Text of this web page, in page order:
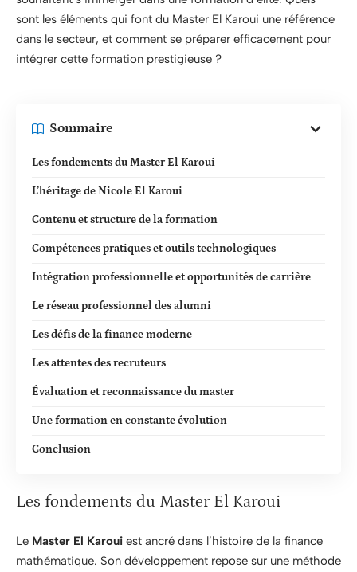
sont les éléments qui font du Master El Karoui une référence
dans le secteur, et comment se préparer efficacement pour
intégrer cette formation prestigieuse ?
Sommaire
Les fondements du Master El Karoui
L’héritage de Nicole El Karoui
Contenu et structure de la formation
Compétences pratiques et outils technologiques
Intégration professionnelle et opportunités de carrière
Le réseau professionnel des alumni
Les défis de la finance moderne
Les attentes des recruteurs
Évaluation et reconnaissance du master
Une formation en constante évolution
Conclusion
Les fondements du Master El Karoui
Le Master El Karoui est ancré dans l’histoire de la finance
mathématique. Son développement repose sur une méthode